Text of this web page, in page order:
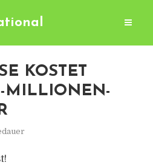
KOSTET
MILLIONEN-